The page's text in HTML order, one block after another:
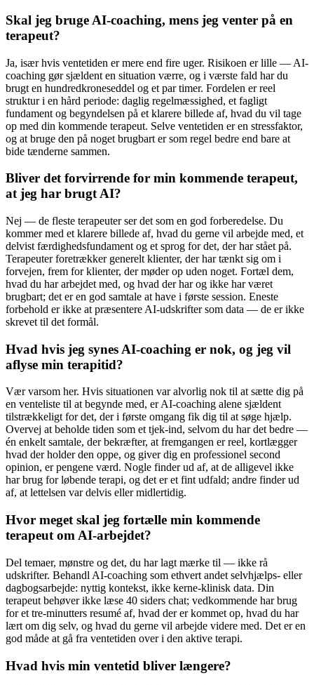
Skal jeg bruge AI-coaching, mens jeg venter på en
terapeut?
Ja, især hvis ventetiden er mere end fire uger. Risikoen er lille — AI-
coaching gør sjældent en situation værre, og i værste fald har du
brugt en hundredkroneseddel og et par timer. Fordelen er reel
struktur i en hård periode: daglig regelmæssighed, et fagligt
fundament og begyndelsen på et klarere billede af, hvad du vil tage
op med din kommende terapeut. Selve ventetiden er en stressfaktor,
og at bruge den på noget brugbart er som regel bedre end bare at
bide tænderne sammen.
Bliver det forvirrende for min kommende terapeut,
at jeg har brugt AI?
Nej — de fleste terapeuter ser det som en god forberedelse. Du
kommer med et klarere billede af, hvad du gerne vil arbejde med, et
delvist færdighedsfundament og et sprog for det, der har stået på.
Terapeuter foretrækker generelt klienter, der har tænkt sig om i
forvejen, frem for klienter, der møder op uden noget. Fortæl dem,
hvad du har arbejdet med, og hvad der har og ikke har været
brugbart; det er en god samtale at have i første session. Eneste
forbehold er ikke at præsentere AI-udskrifter som data — de er ikke
skrevet til det formål.
Hvad hvis jeg synes AI-coaching er nok, og jeg vil
aflyse min terapitid?
Vær varsom her. Hvis situationen var alvorlig nok til at sætte dig på
en venteliste til at begynde med, er AI-coaching alene sjældent
tilstrækkeligt for det, der i første omgang fik dig til at søge hjælp.
Overvej at beholde tiden som et tjek-ind, selvom du har det bedre —
én enkelt samtale, der bekræfter, at fremgangen er reel, kortlægger
hvad der holder den oppe, og giver dig en professionel second
opinion, er pengene værd. Nogle finder ud af, at de alligevel ikke
har brug for løbende terapi, og det er et fint udfald; andre finder ud
af, at lettelsen var delvis eller midlertidig.
Hvor meget skal jeg fortælle min kommende
terapeut om AI-arbejdet?
Del temaer, mønstre og det, du har lagt mærke til — ikke rå
udskrifter. Behandl AI-coaching som ethvert andet selvhjælps- eller
dagbogsarbejde: nyttig kontekst, ikke kerne-klinisk data. Din
terapeut behøver ikke læse 40 siders chat; vedkommende har brug
for et tre-minutters resumé af, hvad der er kommet op, hvad du har
lært om dig selv, og hvad du gerne vil arbejde videre med. Det er en
god måde at gå fra ventetiden over i den aktive terapi.
Hvad hvis min ventetid bliver længere?